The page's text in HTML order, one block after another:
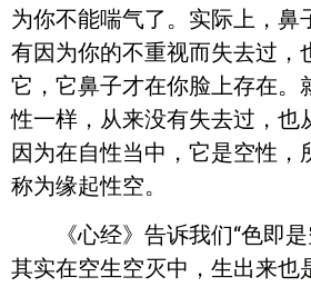
为你不能喘气了。实际上，鼻
有因为你的不重视而失去过，
它，它鼻子才在你脸上存在。
性一样，从来没有失去过，也
因为在自性当中，它是空性，
称为缘起性空。
《心经》告诉我们“色即是
其实在空生空灭中，生出来也